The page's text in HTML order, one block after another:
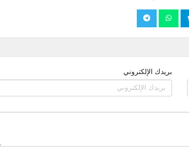
بريدك الإلكتروني